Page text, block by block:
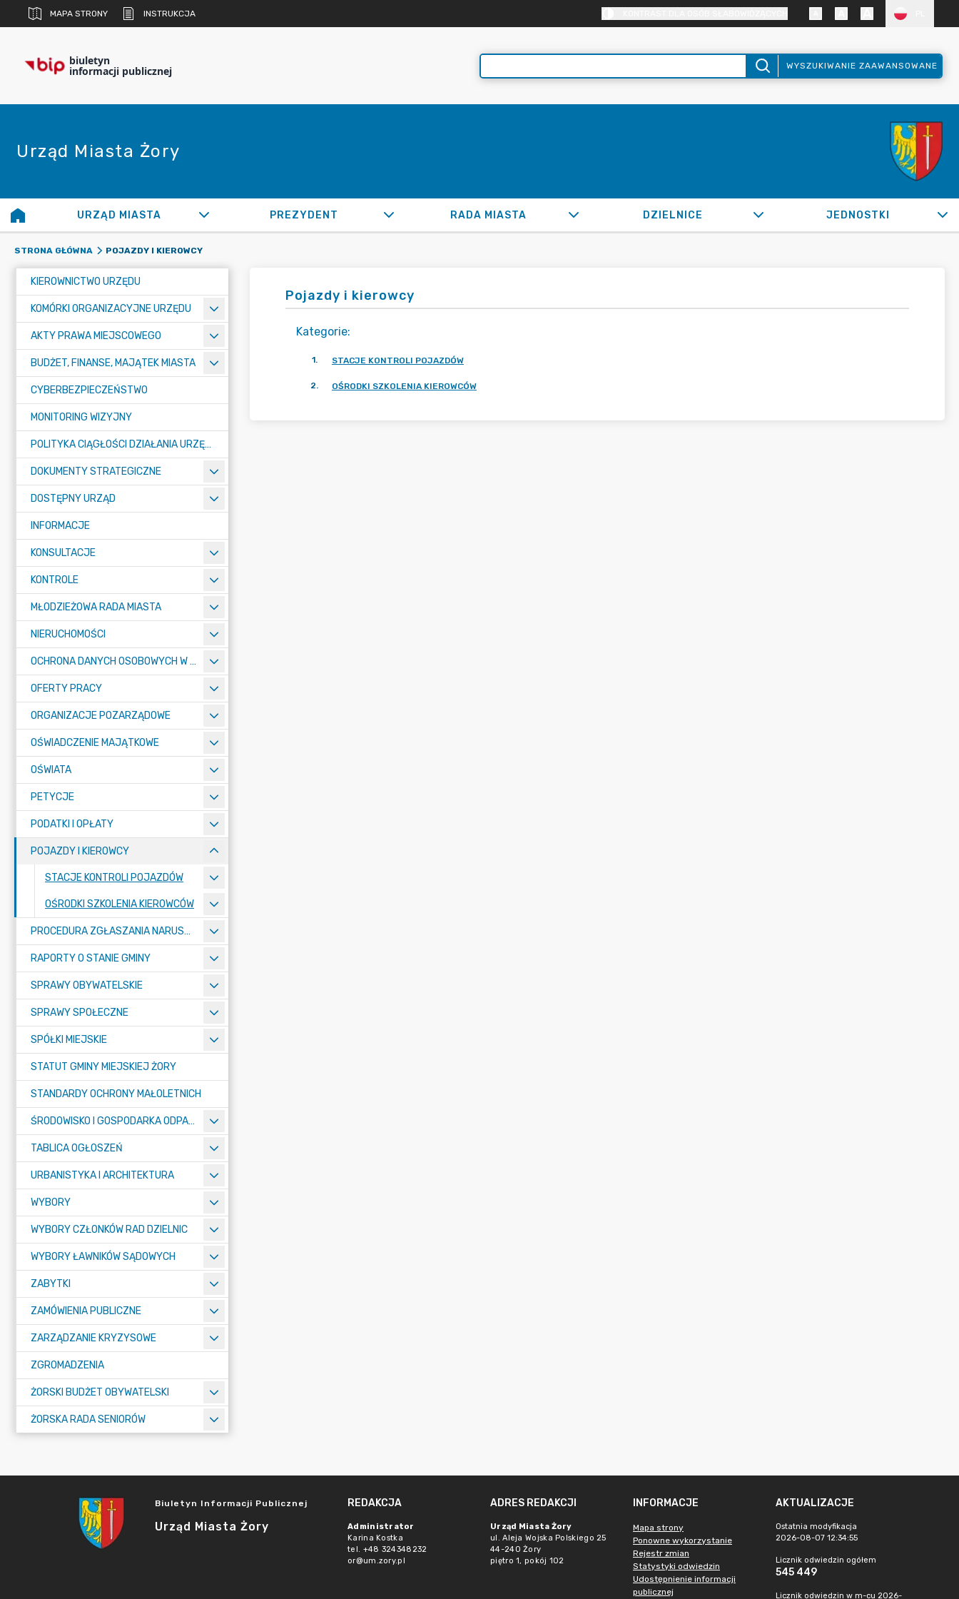
MAPA STRONY INSTRUKCJA
biuletyn
informacji publicznej WYSZUKIWANIE ZAAWANSOWANE
Urząd Miasta Żory
URZĄD MIASTA PREZYDENT RADA MIASTA DZIELNICE JEDNOSTKI
STRONA GŁÓWNA POJAZDY I KIEROWCY
KIEROWNICTWO URZĘDU
KOMÓRKI ORGANIZACYJNE URZĘDU
AKTY PRAWA MIEJSCOWEGO
BUDŻET, FINANSE, MAJĄTEK MIASTA
CYBERBEZPIECZEŃSTWO
MONITORING WIZYJNY
POLITYKA CIĄGŁOŚCI DZIAŁANIA URZĘDU MIASTA ŻORY
DOKUMENTY STRATEGICZNE
DOSTĘPNY URZĄD
INFORMACJE
KONSULTACJE
KONTROLE
MŁODZIEŻOWA RADA MIASTA
NIERUCHOMOŚCI
OCHRONA DANYCH OSOBOWYCH W URZĘDZIE MIASTA ŻORY - RODO
OFERTY PRACY
ORGANIZACJE POZARZĄDOWE
OŚWIADCZENIE MAJĄTKOWE
OŚWIATA
PETYCJE
PODATKI I OPŁATY
POJAZDY I KIEROWCY
STACJE KONTROLI POJAZDÓW
OŚRODKI SZKOLENIA KIEROWCÓW
PROCEDURA ZGŁASZANIA NARUSZEŃ PRAWA
RAPORTY O STANIE GMINY
SPRAWY OBYWATELSKIE
SPRAWY SPOŁECZNE
SPÓŁKI MIEJSKIE
STATUT GMINY MIEJSKIEJ ŻORY
STANDARDY OCHRONY MAŁOLETNICH
ŚRODOWISKO I GOSPODARKA ODPADAMI
TABLICA OGŁOSZEŃ
URBANISTYKA I ARCHITEKTURA
WYBORY
WYBORY CZŁONKÓW RAD DZIELNIC
WYBORY ŁAWNIKÓW SĄDOWYCH
ZABYTKI
ZAMÓWIENIA PUBLICZNE
ZARZĄDZANIE KRYZYSOWE
ZGROMADZENIA
ŻORSKI BUDŻET OBYWATELSKI
ŻORSKA RADA SENIORÓW
Pojazdy i kierowcy
Kategorie:
1. STACJE KONTROLI POJAZDÓW
2. OŚRODKI SZKOLENIA KIEROWCÓW
Biuletyn Informacji Publicznej
Urząd Miasta Żory
REDAKCJA
Administrator
Karina Kostka
tel. +48 324348232
or@um.zory.pl
ADRES REDAKCJI
Urząd Miasta Żory
ul. Aleja Wojska Polskiego 25
44-240 Żory
piętro 1, pokój 102
INFORMACJE
Mapa strony
Ponowne wykorzystanie
Rejestr zmian
Statystyki odwiedzin
Udostępnienie informacji
publicznej
AKTUALIZACJE
Ostatnia modyfikacja
2026-08-07 12:34:55
Licznik odwiedzin ogółem
545 449
Licznik odwiedzin w m-cu 2026-